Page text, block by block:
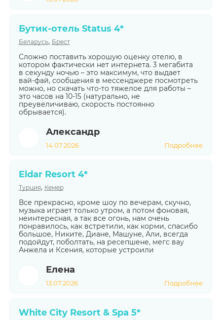
Бутик-отель Status 4*
Беларусь, Брест
Сложно поставить хорошую оценку отелю, в
котором фактически нет интернета. 3 мегабита
в секунду ночью – это максимум, что выдает
вай-фай, сообщения в мессенджере посмотреть
можно, но скачать что-то тяжелое для работы –
это часов на 10-15 (натурально, не
преувеличиваю, скорость постоянно
обрывается).
Александр
14.07.2026 Подробнее
Eldar Resort 4*
Турция, Кемер
Все прекрасно, кроме шоу по вечерам, скучно,
музыка играет только утром, а потом фоновая,
неинтересная, а так все огонь, нам очень
понравилось, как встретили, как корми, спасибо
большое, Никите, Диане, Машуне, Али, всегда
подойдут, поболтать, на ресепшене, мегс вау
Анжела и Ксения, которые устроили
Елена
13.07.2026 Подробнее
White City Resort & Spa 5*